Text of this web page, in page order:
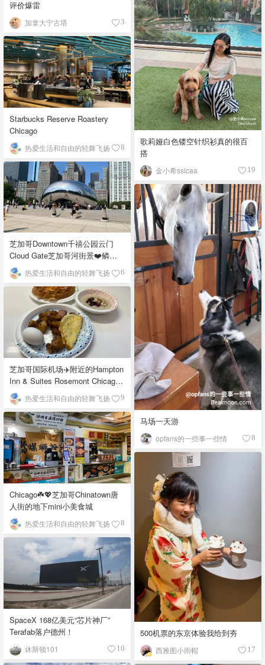
评价爆雷
加拿大宁古塔 3
歌莉娅白色镂空针织衫真的很百
搭
金小希ssicaa 19
Starbucks Reserve Roastery
Chicago
热爱生活和自由的轻舞飞扬 8
芝加哥Downtown千禧公园云门
Cloud Gate芝加哥河街景❤️鳞次
栉比的高楼
热爱生活和自由的轻舞飞扬 6
马场一天游
opfans的一些事一些情 8
芝加哥国际机场✈️附近的Hampton
Inn & Suites Rosemont Chicago
O'Hare自助早餐
热爱生活和自由的轻舞飞扬 9
Chicago☘️💖芝加哥Chinatown唐
人街的地下mini小美食城
热爱生活和自由的轻舞飞扬 8
500机票的东京体验我给到夯
西雅图小雨帽 17
SpaceX 168亿美元“芯片神厂”
Terafab落户德州！
休斯顿101 10